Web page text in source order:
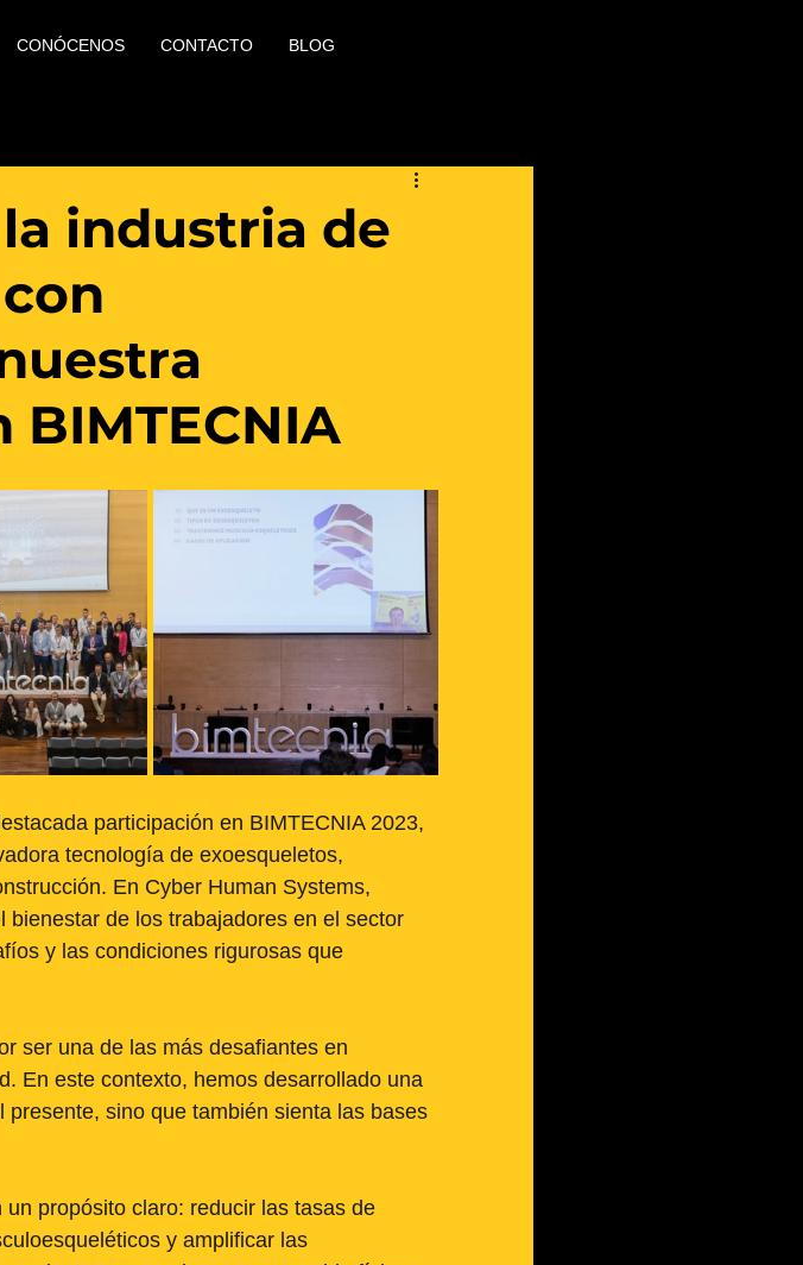
CONÓCENOS CONTACTO BLOG
industria de
participación en BIMTECNIA 2023,
tecnología de exoesqueletos,
En Cyber Human Systems,
de los trabajadores en el sector
y las condiciones rigurosas que
ser una de las más desafiantes en
En este contexto, hemos desarrollado una
sino que también sienta las bases
propósito claro: reducir las tasas de
y amplificar las